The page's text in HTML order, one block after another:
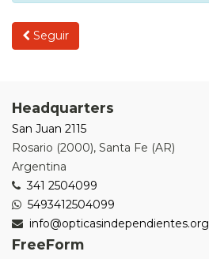
Seguir
Headquarters
San Juan 2115
Rosario (2000), Santa Fe (AR)
Argentina
341 2504099
5493412504099
info@opticasindependientes.org
FreeForm